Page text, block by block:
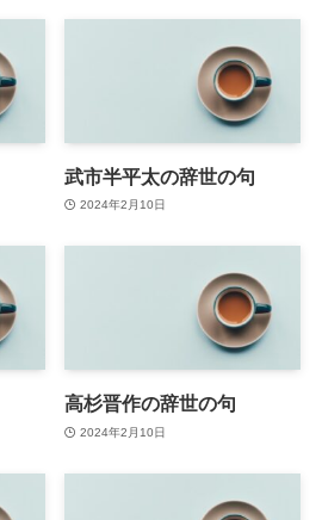
武市半平太の辞世の句
2024年2月10日
高杉晋作の辞世の句
2024年2月10日